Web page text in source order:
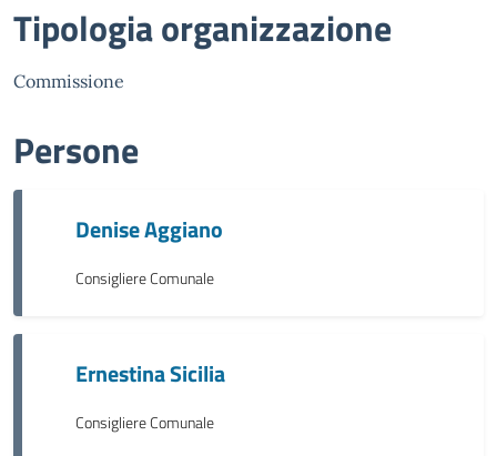
Tipologia organizzazione
Commissione
Persone
Denise Aggiano
Consigliere Comunale
Ernestina Sicilia
Consigliere Comunale